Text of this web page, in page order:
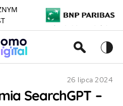
26 lipca 2024
SearchGPT –